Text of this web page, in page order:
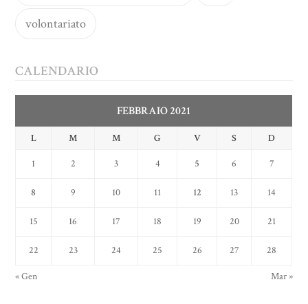
volontariato
CALENDARIO
FEBBRAIO 2021
L M M G V S D
1 2 3 4 5 6 7
8 9 10 11 12 13 14
15 16 17 18 19 20 21
22 23 24 25 26 27 28
« Gen Mar »